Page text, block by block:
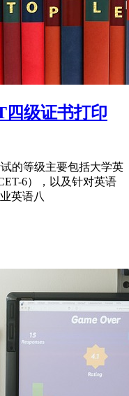
四级证书打印
的等级主要包括大学英
6），以及针对英语
英语八